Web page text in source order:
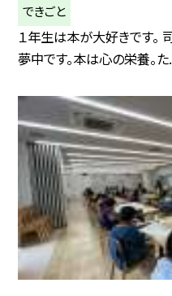
できごと
１年生は本が大好きです。
夢中です。本は心の栄養。た